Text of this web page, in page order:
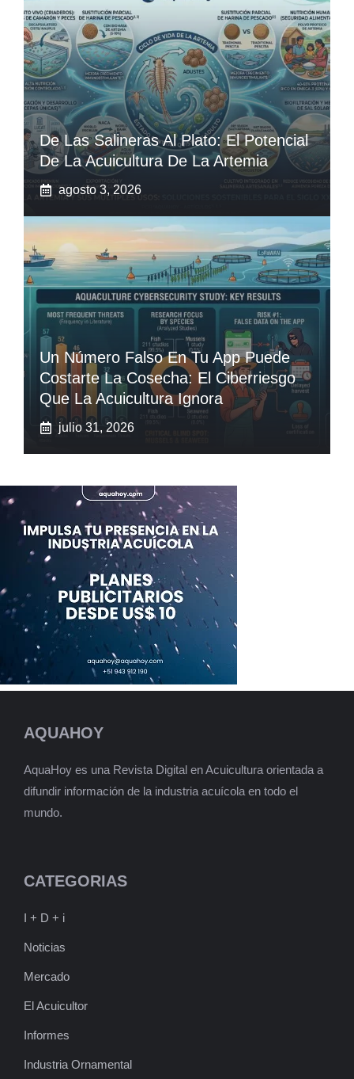
De Las Salineras Al Plato: El Potencial
De La Acuicultura De La Artemia
agosto 3, 2026
Un Número Falso En Tu App Puede
Costarte La Cosecha: El Ciberriesgo
Que La Acuicultura Ignora
julio 31, 2026
AQUAHOY
AquaHoy es una Revista Digital en Acuicultura orientada a
difundir información de la industria acuícola en todo el
mundo.
CATEGORIAS
I + D + i
Noticias
Mercado
El Acuicultor
Informes
Industria Ornamental